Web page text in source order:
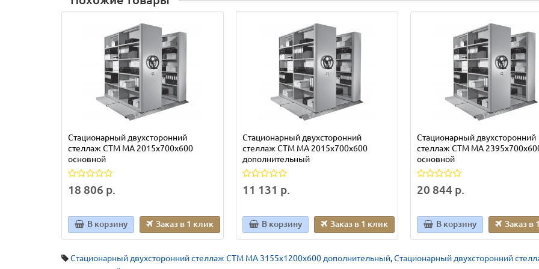
Стационарный двухсторонний
стеллаж СТМ МА 2015х700х600
основной
18 806 р.
В корзину Заказ в 1 клик
Стационарный двухсторонний
стеллаж СТМ МА 2015х700х600
дополнительный
11 131 р.
В корзину Заказ в 1 клик
Стационарный двухсторонний
стеллаж СТМ МА
основной
20 844 р.
В корзину Заказ в
Стационарный двухсторонний стеллаж СТМ МА 3155х1200х600 дополнительный,Стационарный двухсторонний